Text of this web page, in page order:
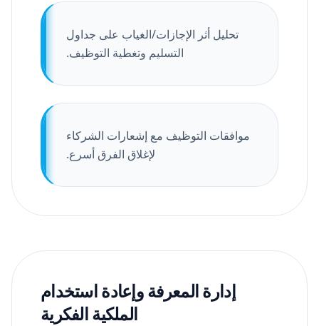
تحليل أثر الإجازات/الغياب على جداول
التسليم وتغطية التوظيف.
موافقات التوظيف مع إشعارات الشركاء
لإغلاق الفرق أسرع.
إدارة المعرفة وإعادة استخدام
الملكية الفكرية